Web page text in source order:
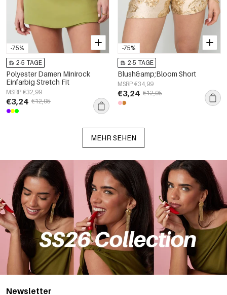
-75%
2-5 TAGE
Polyester Damen Minirock
Einfarbig Stretch Fit
MSRP €32,99
€3,24 €12,95
-75%
2-5 TAGE
Blush&amp;Bloom Short
MSRP €34,99
€3,24 €12,95
MEHR SEHEN
Newsletter